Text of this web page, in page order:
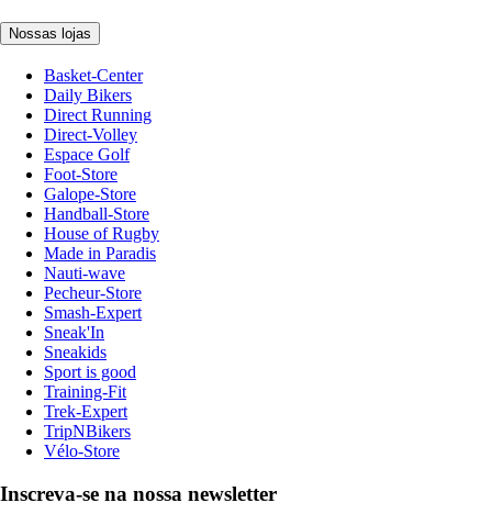
Nossas lojas
Basket-Center
Daily Bikers
Direct Running
Direct-Volley
Espace Golf
Foot-Store
Galope-Store
Handball-Store
House of Rugby
Made in Paradis
Nauti-wave
Pecheur-Store
Smash-Expert
Sneak'In
Sneakids
Sport is good
Training-Fit
Trek-Expert
TripNBikers
Vélo-Store
Inscreva-se na nossa newsletter